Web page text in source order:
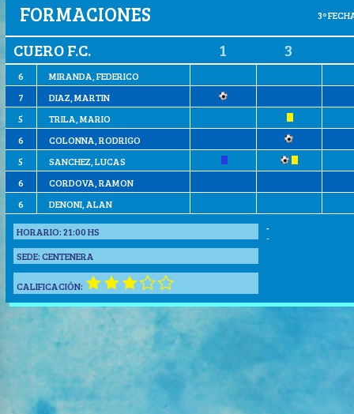
FORMACIONES 3º
CUERO F.C. 1 3
6
MIRANDA, FEDERICO
7
DIAZ, MARTIN
5
TRILA, MARIO
6
COLONNA, RODRIGO
5
SANCHEZ, LUCAS
6
CORDOVA, RAMON
6
DENONI, ALAN
HORARIO:21:00 HS
SEDE:CENTENERA
CALIFICACIÓN:
-
-